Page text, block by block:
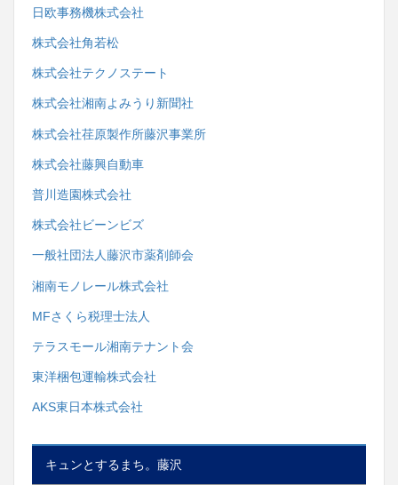
日欧事務機株式会社
株式会社角若松
株式会社テクノステート
株式会社湘南よみうり新聞社
株式会社荏原製作所藤沢事業所
株式会社藤興自動車
普川造園株式会社
株式会社ビーンビズ
一般社団法人藤沢市薬剤師会
湘南モノレール株式会社
MFさくら税理士法人
テラスモール湘南テナント会
東洋梱包運輸株式会社
AKS東日本株式会社
キュンとするまち。藤沢